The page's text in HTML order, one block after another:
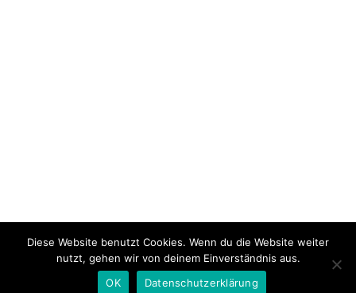
© Copyright - 2024 AutoMarktNews.de
Datenschutzerklärung FAQ Kontakt
Impressum
Diese Website benutzt Cookies. Wenn du die Website weiter
nutzt, gehen wir von deinem Einverständnis aus.
OK
Datenschutzerklärung